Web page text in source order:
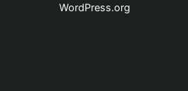
WordPress.org